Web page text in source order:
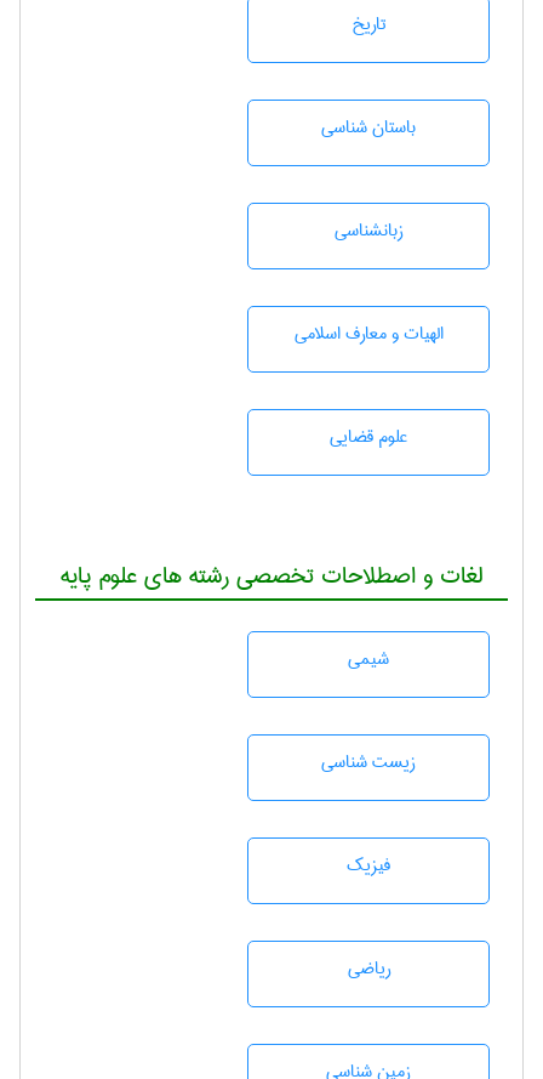
تاريخ
باستان شناسی
زبانشناسی
الهیات و معارف اسلامی
علوم قضایی
لغات و اصطلاحات تخصصی رشته های علوم پایه
شيمی
زيست شناسی
فیزیک
رياضی
زمين شناسی